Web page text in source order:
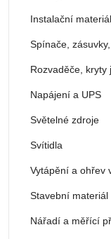
Instalační materiál
Spínače,
Rozvaděče, kryty
Napájení a UPS
Světelné zdroje
Svítidla
Vytápění a ohřev
Stavební materiál
Nářadí a měřící